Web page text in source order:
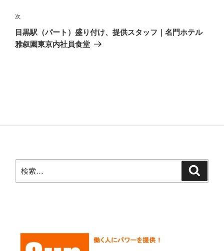
ビ
ゲ
ー
稿
次
の
投
次
目黒駅（パート）盛り付け、提供スタッフ｜名門ホテル
雅叙園東京内社員食堂
索: